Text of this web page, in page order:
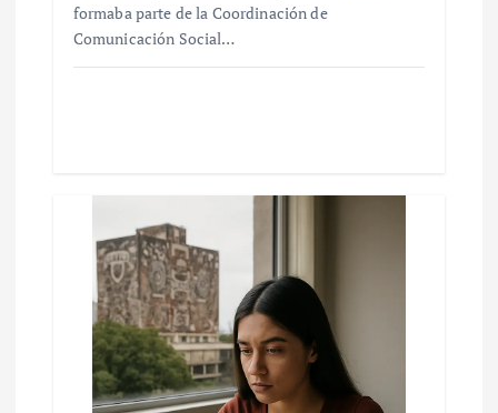
formaba parte de la Coordinación de
Comunicación Social…